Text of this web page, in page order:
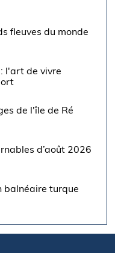
fleuves du monde
l'art de vivre
de l'île de Ré
d’août 2026
balnéaire turque